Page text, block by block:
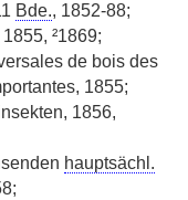
Bde., 1852-88;
²1869;
de bois des
1855;
1856,
hauptsächl.